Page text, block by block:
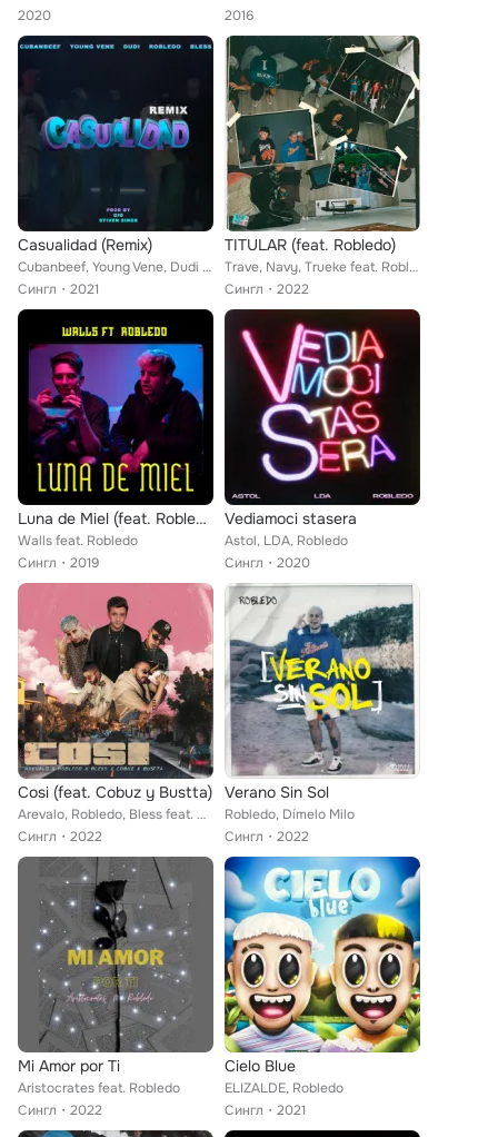
2020
2016
Casualidad (Remix)
Cubanbeef, Young Vene, Dudi feat. Robledo, bless
Сингл
2021
TITULAR (feat. Robledo)
Trave, Navy, Trueke feat. Robledo
Сингл
2022
Luna de Miel (feat. Robledo)
Walls feat. Robledo
Сингл
2019
Vediamoci stasera
Astol, LDA, Robledo
Сингл
2020
Cosi (feat. Cobuz y Bustta)
Arevalo, Robledo, Bless feat. Cobuz y Bustta
Сингл
2022
Verano Sin Sol
Robledo, Dímelo Milo
Сингл
2022
Mi Amor por Ti
Aristocrates feat. Robledo
Сингл
2022
Cielo Blue
ELIZALDE, Robledo
Сингл
2021